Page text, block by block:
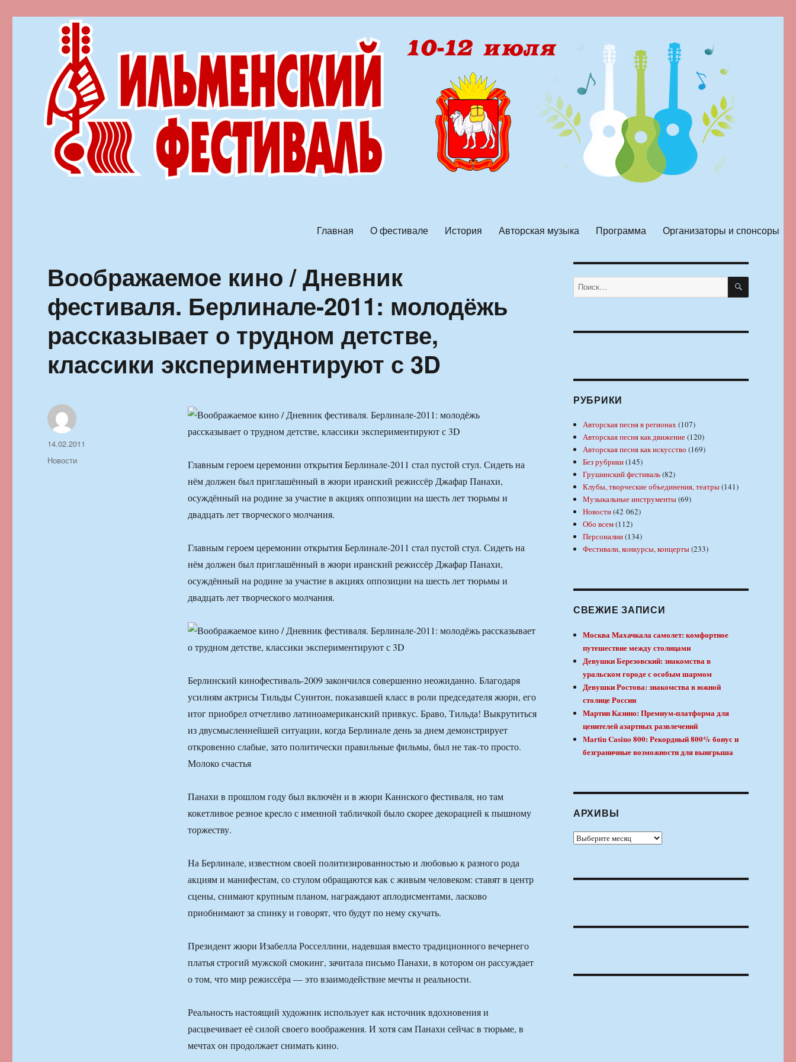
Главная О фестивале История Авторская музыка Программа Организаторы и спонсоры
Воображаемое кино / Дневник
фестиваля. Берлинале-2011: молодёжь
рассказывает о трудном детстве,
классики экспериментируют с 3D
Главным героем церемонии открытия Берлинале-2011 стал пустой стул. Сидеть на
нём должен был приглашённый в жюри иранский режиссёр Джафар Панахи,
осуждённый на родине за участие в акциях оппозиции на шесть лет тюрьмы и
двадцать лет творческого молчания.
Главным героем церемонии открытия Берлинале-2011 стал пустой стул. Сидеть на
нём должен был приглашённый в жюри иранский режиссёр Джафар Панахи,
осуждённый на родине за участие в акциях оппозиции на шесть лет тюрьмы и
двадцать лет творческого молчания.
Берлинский кинофестиваль-2009 закончился совершенно неожиданно. Благодаря
усилиям актрисы Тильды Суинтон, показавшей класс в роли председателя жюри, его
итог приобрел отчетливо латиноамериканский привкус. Браво, Тильда! Выкрутиться
из двусмысленнейшей ситуации, когда Берлинале день за днем демонстрирует
откровенно слабые, зато политически правильные фильмы, был не так-то просто.
Молоко счастья
Панахи в прошлом году был включён и в жюри Каннского фестиваля, но там
кокетливое резное кресло с именной табличкой было скорее декорацией к пышному
торжеству.
На Берлинале, известном своей политизированностью и любовью к разного рода
акциям и манифестам, со стулом обращаются как с живым человеком: ставят в центр
сцены, снимают крупным планом, награждают аплодисментами, ласково
приобнимают за спинку и говорят, что будут по нему скучать.
Президент жюри Изабелла Росселлини, надевшая вместо традиционного вечернего
платья строгий мужской смокинг, зачитала письмо Панахи, в котором он рассуждает
о том, что мир режиссёра — это взаимодействие мечты и реальности.
Реальность настоящий художник использует как источник вдохновения и
расцвечивает её силой своего воображения. И хотя сам Панахи сейчас в тюрьме, в
мечтах он продолжает снимать кино.
Автор
Опубликовано
14.02.2011
Рубрики
Новости
Искать: ПОИСК
РУБРИКИ
Авторская песня в регионах(107)
Авторская песня как движение(120)
Авторская песня как искусство (169)
Без рубрики(145)
Грушинский фестиваль(82)
Клубы, творческие объединения, театры(141)
Музыкальные инструменты(69)
Новости(42 062)
Обо всем(112)
Персоналии(134)
Фестивали, конкурсы, концерты(233)
СВЕЖИЕ ЗАПИСИ
Москва Махачкала самолет: комфортное
путешествие между столицами
Девушки Березовский: знакомства в
уральском городе с особым шармом
Девушки Ростова: знакомства в южной
столице России
Мартин Казино: Премиум-платформа для
ценителей азартных развлечений
Martin Casino 800: Рекордный 800% бонус и
безграничные возможности для выигрыша
АРХИВЫ
Архивы